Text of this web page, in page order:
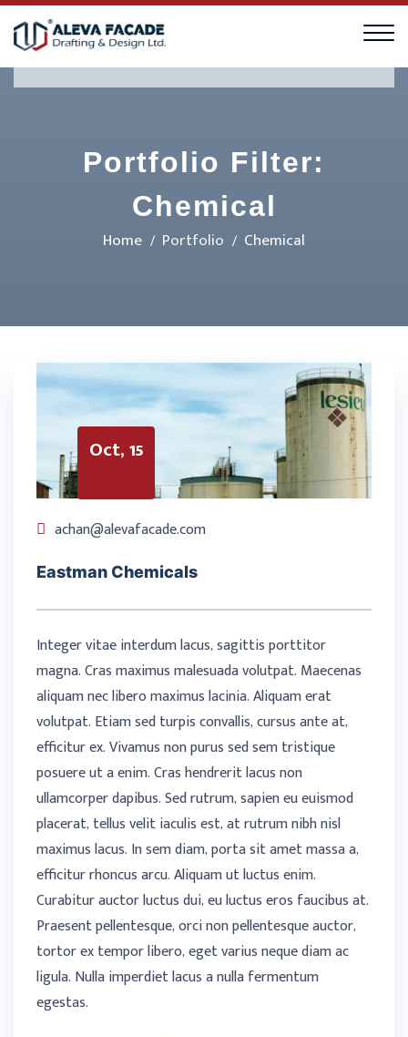
Portfolio Filter:
Chemical
Home Portfolio Chemical
Oct, 15
achan@alevafacade.com
Eastman Chemicals
Integer vitae interdum lacus, sagittis porttitor
magna. Cras maximus malesuada volutpat. Maecenas
aliquam nec libero maximus lacinia. Aliquam erat
volutpat. Etiam sed turpis convallis, cursus ante at,
efficitur ex. Vivamus non purus sed sem tristique
posuere ut a enim. Cras hendrerit lacus non
ullamcorper dapibus. Sed rutrum, sapien eu euismod
placerat, tellus velit iaculis est, at rutrum nibh nisl
maximus lacus. In sem diam, porta sit amet massa a,
efficitur rhoncus arcu. Aliquam ut luctus enim.
Curabitur auctor luctus dui, eu luctus eros faucibus at.
Praesent pellentesque, orci non pellentesque auctor,
tortor ex tempor libero, eget varius neque diam ac
ligula. Nulla imperdiet lacus a nulla fermentum
egestas.